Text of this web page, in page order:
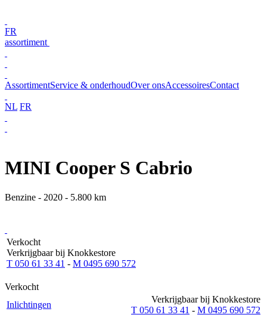
FR
assortiment
AssortimentService & onderhoudOver onsAccessoiresContact
NL FR
MINI Cooper S Cabrio
Benzine - 2020 - 5.800 km
Verkocht
Verkrijgbaar bij Knokkestore
T 050 61 33 41 - M 0495 690 572
Verkocht
Inlichtingen
Verkrijgbaar bij Knokkestore
T 050 61 33 41 - M 0495 690 572